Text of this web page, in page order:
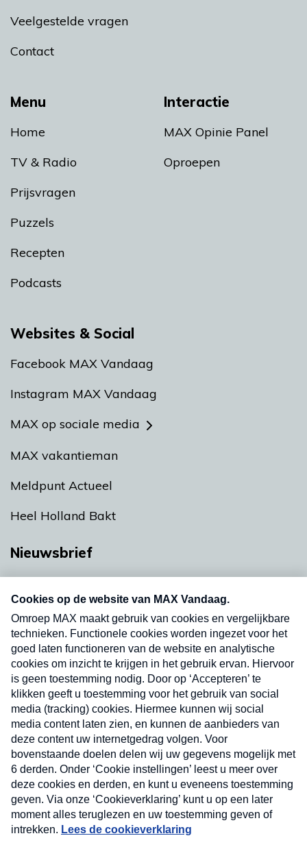
Menu
Home
TV & Radio
Prijsvragen
Puzzels
Recepten
Podcasts
Interactie
MAX Opinie Panel
Oproepen
Veelgestelde vragen
Contact
Websites & Social
Facebook MAX Vandaag
Instagram MAX Vandaag
MAX op sociale media
MAX vakantieman
Meldpunt Actueel
Heel Holland Bakt
Nieuwsbrief
nieuwsbrief. Elke vrijdag- en dinsdagochtend in
uw mailbox.
Verzend
Nieuwsbrief
Neem hier een gratis abonnement op onze
nieuwsbrief. Elke vrijdag- en dinsdagochtend in uw